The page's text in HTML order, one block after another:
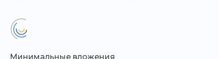
Минимальные вложения